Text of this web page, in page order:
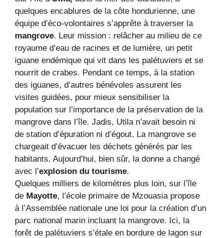
quelques encablures de la côte hondurienne, une
équipe d’éco-volontaires s’apprête à traverser la
mangrove. Leur mission : relâcher au milieu de ce
royaume d’eau de racines et de lumière, un petit
iguane endémique qui vit dans les palétuviers et se
nourrit de crabes. Pendant ce temps, à la station
des iguanes, d’autres bénévoles assurent les
visites guidées, pour mieux sensibiliser la
population sur l’importance de la préservation de la
mangrove dans l’île. Jadis, Utila n’avait besoin ni
de station d’épuration ni d’égout. La mangrove se
chargeait d’évacuer les déchets générés par les
habitants. Aujourd’hui, bien sûr, la donne a changé
avec l’explosion du tourisme.
Quelques milliers de kilomètres plus loin, sur l’île
de Mayotte, l’école primaire de Mzouasia propose
à l’Assemblée nationale une loi pour la création d’un
parc national marin incluant la mangrove. Ici, la
forêt de palétuviers s’étale en bordure de lagon sur